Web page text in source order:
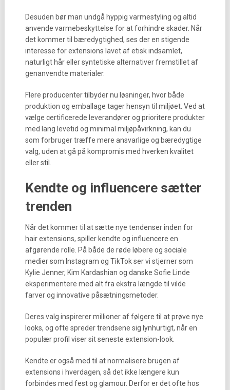
Desuden bør man undgå hyppig varmestyling og altid
anvende varmebeskyttelse for at forhindre skader. Når
det kommer til bæredygtighed, ses der en stigende
interesse for extensions lavet af etisk indsamlet,
naturligt hår eller syntetiske alternativer fremstillet af
genanvendte materialer.
Flere producenter tilbyder nu løsninger, hvor både
produktion og emballage tager hensyn til miljøet. Ved at
vælge certificerede leverandører og prioritere produkter
med lang levetid og minimal miljøpåvirkning, kan du
som forbruger træffe mere ansvarlige og bæredygtige
valg, uden at gå på kompromis med hverken kvalitet
eller stil.
Kendte og influencere sætter
trenden
Når det kommer til at sætte nye tendenser inden for
hair extensions, spiller kendte og influencere en
afgørende rolle. På både de røde løbere og sociale
medier som Instagram og TikTok ser vi stjerner som
Kylie Jenner, Kim Kardashian og danske Sofie Linde
eksperimentere med alt fra ekstra længde til vilde
farver og innovative påsætningsmetoder.
Deres valg inspirerer millioner af følgere til at prøve nye
looks, og ofte spreder trendsene sig lynhurtigt, når en
populær profil viser sit seneste extension-look.
Kendte er også med til at normalisere brugen af
extensions i hverdagen, så det ikke længere kun
forbindes med fest og glamour. Derfor er det ofte hos